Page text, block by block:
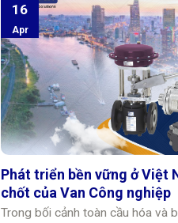
Phát triển bền vững ở Việt
chốt của Van Công nghiệp
Trong bối cảnh toàn cầu hóa và
16
Apr